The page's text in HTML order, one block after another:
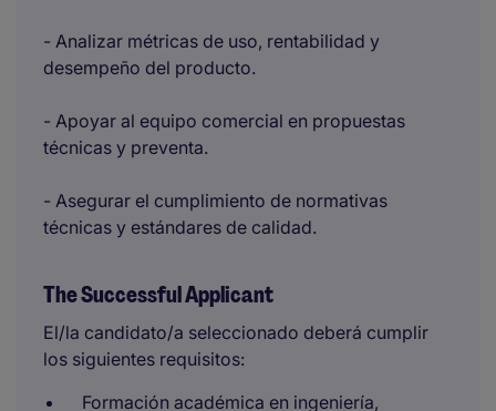
- Analizar métricas de uso, rentabilidad y
desempeño del producto.
- Apoyar al equipo comercial en propuestas
técnicas y preventa.
- Asegurar el cumplimiento de normativas
técnicas y estándares de calidad.
The Successful Applicant
El/la candidato/a seleccionado deberá cumplir
los siguientes requisitos:
Formación académica en ingeniería,